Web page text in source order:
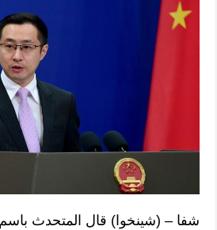
شفا – (شينخوا) قال المتحدث باسم